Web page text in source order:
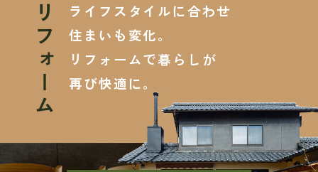
リフォーム
ライフスタイルに合わせ
住まいも変化。
リフォームで暮らしが
再び快適に。